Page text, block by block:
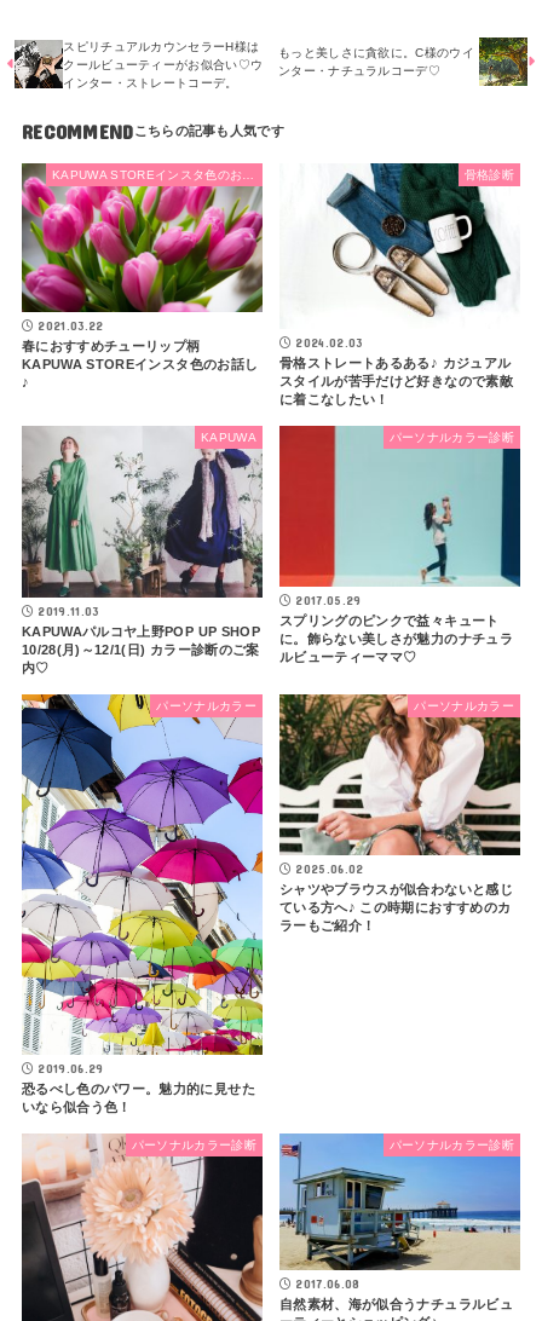
スピリチュアルカウンセラーH様は
クールビューティーがお似合い♡ウ
インター・ストレートコーデ。
もっと美しさに貪欲に。C様のウイ
ンター・ナチュラルコーデ♡
RECOMMEND
2021.03.22
春におすすめチューリップ柄
KAPUWA STOREインスタ色のお話し
♪
骨格診断
2024.02.03
骨格ストレートあるある♪ カジュアル
スタイルが苦手だけど好きなので素敵
に着こなしたい！
KAPUWA
2019.11.03
KAPUWAパルコヤ上野POP UP SHOP
10/28(月)～12/1(日) カラー診断のご案
内♡
パーソナルカラー診断
2017.05.29
スプリングのピンクで益々キュート
に。飾らない美しさが魅力のナチュラ
ルビューティーママ♡
パーソナルカラー
2019.06.29
恐るべし色のパワー。魅力的に見せた
いなら似合う色！
パーソナルカラー
2025.06.02
シャツやブラウスが似合わないと感じ
ている方へ♪ この時期におすすめのカ
ラーもご紹介！
パーソナルカラー診断 パーソナルカラー診断
2017.06.08
自然素材、海が似合うナチュラルビュ